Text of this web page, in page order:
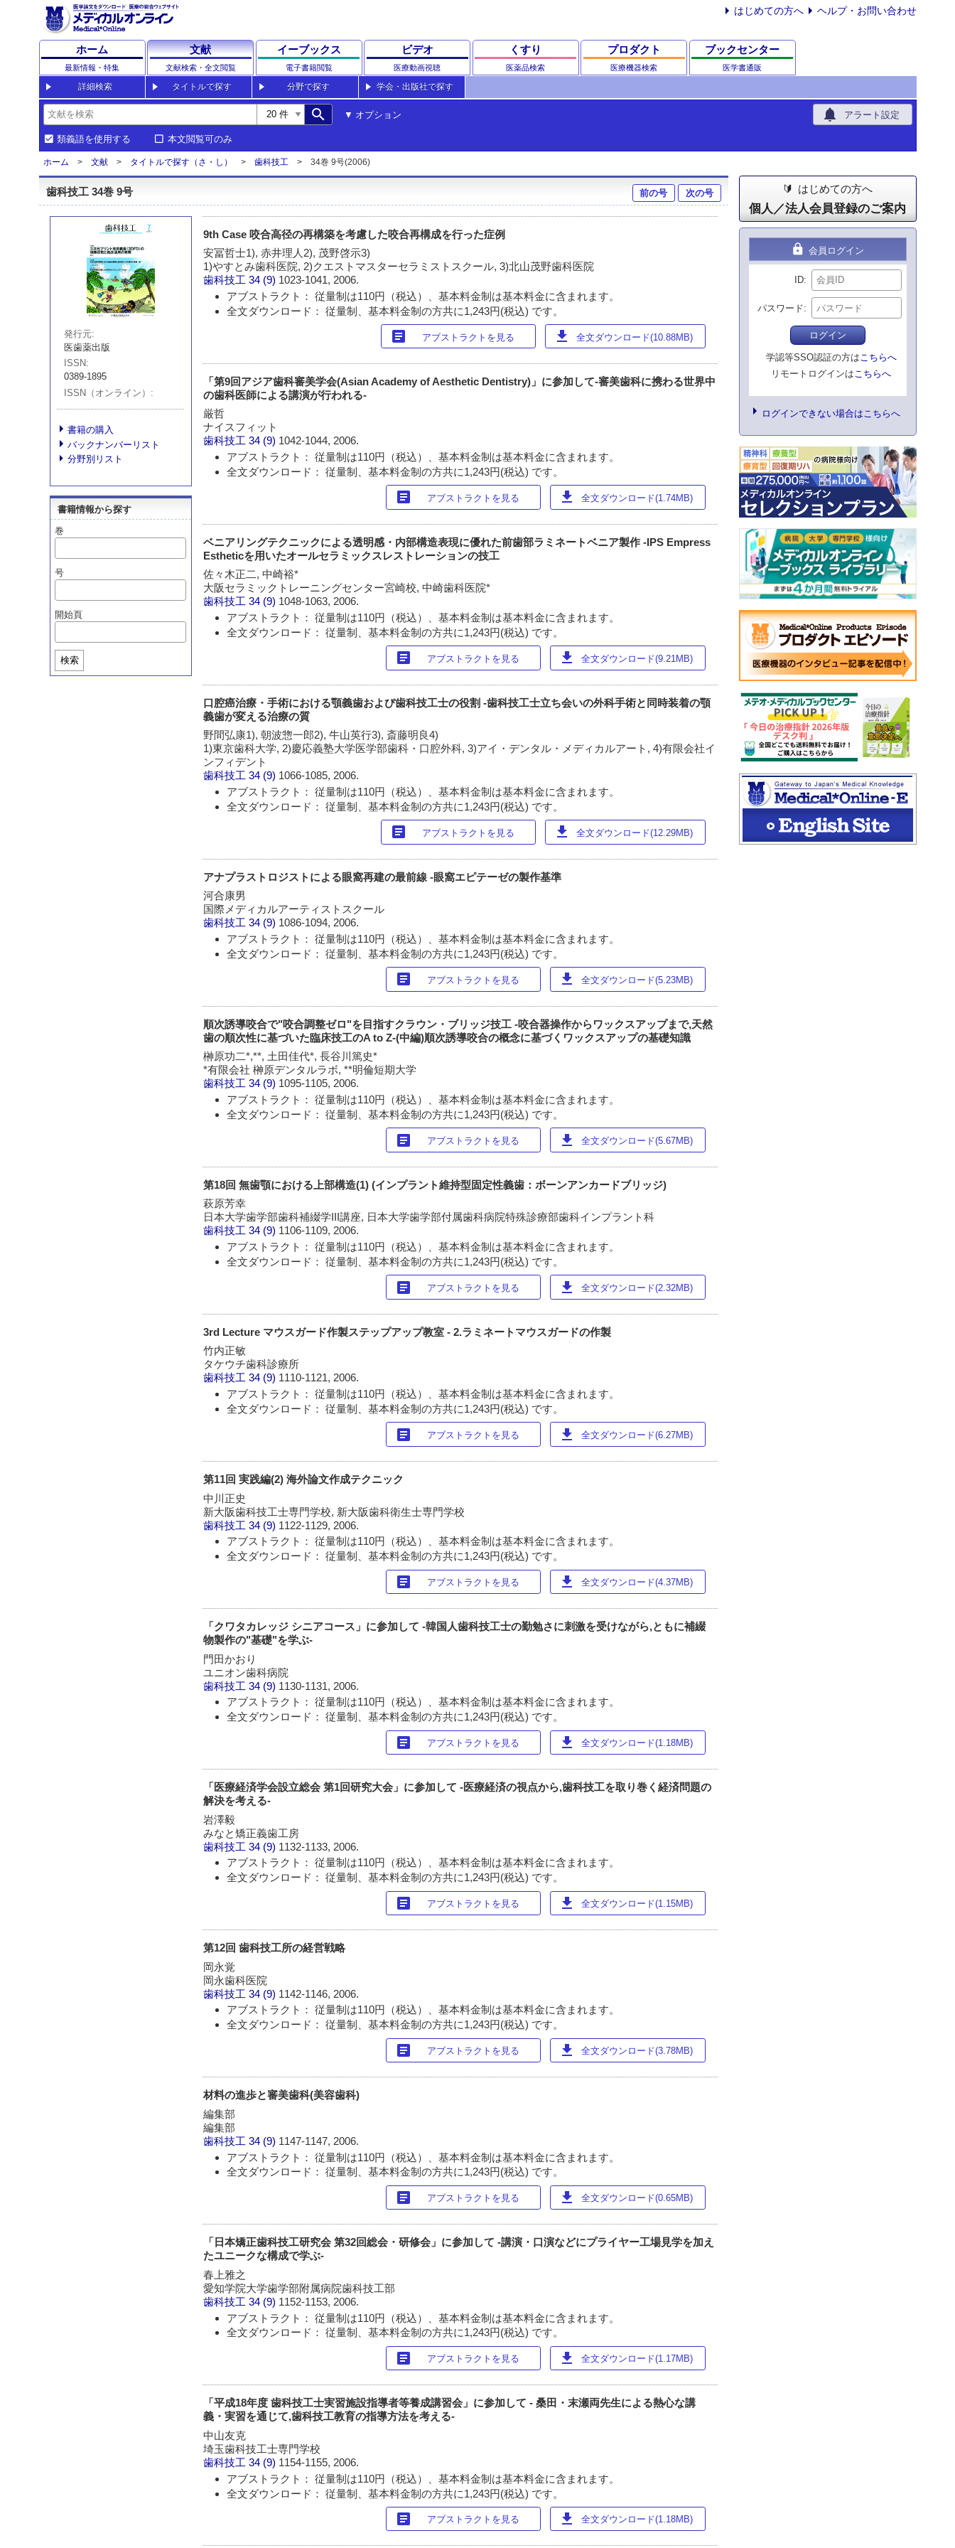
はじめての方へ ヘルプ・お問い合わせ
ホーム
最新情報・特集
文献
文献検索・全文閲覧
イーブックス
電子書籍閲覧
ビデオ
医療動画視聴
くすり
医薬品検索
プロダクト
医療機器検索
ブックセンター
医学書通販
詳細検索 タイトルで探す 分野で探す 学会・出版社で探す
search オプション notifications アラート設定
類義語を使用する 本文閲覧可のみ
ホーム 文献 タイトルで探す（さ・し） 歯科技工 34巻 9号(2006)
歯科技工 34巻 9号 前の号 次の号
発行元
医歯薬出版
ISSN
0389-1895
ISSN（オンライン）
書籍の購入
バックナンバーリスト
分野別リスト
書籍情報から探す
巻
号
開始頁
検索
9th Case 咬合高径の再構築を考慮した咬合再構成を行った症例
安冨哲士1), 赤井理人2), 茂野啓示3)
1)やすとみ歯科医院, 2)クエストマスターセラミストスクール, 3)北山茂野歯科医院
歯科技工 34 (9) 1023-1041, 2006.
アブストラクト： 従量制は110円（税込）、基本料金制は基本料金に含まれます。
全文ダウンロード： 従量制、基本料金制の方共に1,243円(税込) です。
article アブストラクトを見る download 全文ダウンロード(10.88MB)
「第9回アジア歯科審美学会(Asian Academy of Aesthetic Dentistry)」に参加して-審美歯科に携わる世界中
の歯科医師による講演が行われる-
厳哲
ナイスフィット
歯科技工 34 (9) 1042-1044, 2006.
アブストラクト： 従量制は110円（税込）、基本料金制は基本料金に含まれます。
全文ダウンロード： 従量制、基本料金制の方共に1,243円(税込) です。
article アブストラクトを見る download 全文ダウンロード(1.74MB)
ベニアリングテクニックによる透明感・内部構造表現に優れた前歯部ラミネートベニア製作 -IPS Empress
Estheticを用いたオールセラミックスレストレーションの技工
佐々木正二, 中崎裕*
大阪セラミックトレーニングセンター宮崎校, 中崎歯科医院*
歯科技工 34 (9) 1048-1063, 2006.
アブストラクト： 従量制は110円（税込）、基本料金制は基本料金に含まれます。
全文ダウンロード： 従量制、基本料金制の方共に1,243円(税込) です。
article アブストラクトを見る download 全文ダウンロード(9.21MB)
口腔癌治療・手術における顎義歯および歯科技工士の役割 -歯科技工士立ち会いの外科手術と同時装着の顎
義歯が変える治療の質
野間弘康1), 朝波惣一郎2), 牛山英行3), 斎藤明良4)
1)東京歯科大学, 2)慶応義塾大学医学部歯科・口腔外科, 3)アイ・デンタル・メディカルアート, 4)有限会社イ
ンフィデント
歯科技工 34 (9) 1066-1085, 2006.
アブストラクト： 従量制は110円（税込）、基本料金制は基本料金に含まれます。
全文ダウンロード： 従量制、基本料金制の方共に1,243円(税込) です。
article アブストラクトを見る download 全文ダウンロード(12.29MB)
アナプラストロジストによる眼窩再建の最前線 -眼窩エピテーゼの製作基準
河合康男
国際メディカルアーティストスクール
歯科技工 34 (9) 1086-1094, 2006.
アブストラクト： 従量制は110円（税込）、基本料金制は基本料金に含まれます。
全文ダウンロード： 従量制、基本料金制の方共に1,243円(税込) です。
article アブストラクトを見る download 全文ダウンロード(5.23MB)
順次誘導咬合で"咬合調整ゼロ"を目指すクラウン・ブリッジ技工 -咬合器操作からワックスアップまで,天然
歯の順次性に基づいた臨床技工のA to Z-(中編)順次誘導咬合の概念に基づくワックスアップの基礎知識
榊原功二*,**, 土田佳代*, 長谷川篤史*
*有限会社 榊原デンタルラボ, **明倫短期大学
歯科技工 34 (9) 1095-1105, 2006.
アブストラクト： 従量制は110円（税込）、基本料金制は基本料金に含まれます。
全文ダウンロード： 従量制、基本料金制の方共に1,243円(税込) です。
article アブストラクトを見る download 全文ダウンロード(5.67MB)
第18回 無歯顎における上部構造(1) (インプラント維持型固定性義歯：ボーンアンカードブリッジ)
萩原芳幸
日本大学歯学部歯科補綴学III講座, 日本大学歯学部付属歯科病院特殊診療部歯科インプラント科
歯科技工 34 (9) 1106-1109, 2006.
アブストラクト： 従量制は110円（税込）、基本料金制は基本料金に含まれます。
全文ダウンロード： 従量制、基本料金制の方共に1,243円(税込) です。
article アブストラクトを見る download 全文ダウンロード(2.32MB)
3rd Lecture マウスガード作製ステップアップ教室 - 2.ラミネートマウスガードの作製
竹内正敏
タケウチ歯科診療所
歯科技工 34 (9) 1110-1121, 2006.
アブストラクト： 従量制は110円（税込）、基本料金制は基本料金に含まれます。
全文ダウンロード： 従量制、基本料金制の方共に1,243円(税込) です。
article アブストラクトを見る download 全文ダウンロード(6.27MB)
第11回 実践編(2) 海外論文作成テクニック
中川正史
新大阪歯科技工士専門学校, 新大阪歯科衛生士専門学校
歯科技工 34 (9) 1122-1129, 2006.
アブストラクト： 従量制は110円（税込）、基本料金制は基本料金に含まれます。
全文ダウンロード： 従量制、基本料金制の方共に1,243円(税込) です。
article アブストラクトを見る download 全文ダウンロード(4.37MB)
「クワタカレッジ シニアコース」に参加して -韓国人歯科技工士の勤勉さに刺激を受けながら,ともに補綴
物製作の"基礎"を学ぶ-
門田かおり
ユニオン歯科病院
歯科技工 34 (9) 1130-1131, 2006.
アブストラクト： 従量制は110円（税込）、基本料金制は基本料金に含まれます。
全文ダウンロード： 従量制、基本料金制の方共に1,243円(税込) です。
article アブストラクトを見る download 全文ダウンロード(1.18MB)
「医療経済学会設立総会 第1回研究大会」に参加して -医療経済の視点から,歯科技工を取り巻く経済問題の
解決を考える-
岩澤毅
みなと矯正義歯工房
歯科技工 34 (9) 1132-1133, 2006.
アブストラクト： 従量制は110円（税込）、基本料金制は基本料金に含まれます。
全文ダウンロード： 従量制、基本料金制の方共に1,243円(税込) です。
article アブストラクトを見る download 全文ダウンロード(1.15MB)
第12回 歯科技工所の経営戦略
岡永覚
岡永歯科医院
歯科技工 34 (9) 1142-1146, 2006.
アブストラクト： 従量制は110円（税込）、基本料金制は基本料金に含まれます。
全文ダウンロード： 従量制、基本料金制の方共に1,243円(税込) です。
article アブストラクトを見る download 全文ダウンロード(3.78MB)
材料の進歩と審美歯科(美容歯科)
編集部
編集部
歯科技工 34 (9) 1147-1147, 2006.
アブストラクト： 従量制は110円（税込）、基本料金制は基本料金に含まれます。
全文ダウンロード： 従量制、基本料金制の方共に1,243円(税込) です。
article アブストラクトを見る download 全文ダウンロード(0.65MB)
「日本矯正歯科技工研究会 第32回総会・研修会」に参加して -講演・口演などにプライヤー工場見学を加え
たユニークな構成で学ぶ-
春上雅之
愛知学院大学歯学部附属病院歯科技工部
歯科技工 34 (9) 1152-1153, 2006.
アブストラクト： 従量制は110円（税込）、基本料金制は基本料金に含まれます。
全文ダウンロード： 従量制、基本料金制の方共に1,243円(税込) です。
article アブストラクトを見る download 全文ダウンロード(1.17MB)
「平成18年度 歯科技工士実習施設指導者等養成講習会」に参加して - 桑田・末瀬両先生による熱心な講
義・実習を通じて,歯科技工教育の指導方法を考える-
中山友克
埼玉歯科技工士専門学校
歯科技工 34 (9) 1154-1155, 2006.
アブストラクト： 従量制は110円（税込）、基本料金制は基本料金に含まれます。
全文ダウンロード： 従量制、基本料金制の方共に1,243円(税込) です。
article アブストラクトを見る download 全文ダウンロード(1.18MB)
はじめての方へ
個人／法人会員登録のご案内
lock 会員ログイン
ID
パスワード
ログイン
学認等SSO認証の方はこちらへ
リモートログインはこちらへ
ログインできない場合はこちらへ